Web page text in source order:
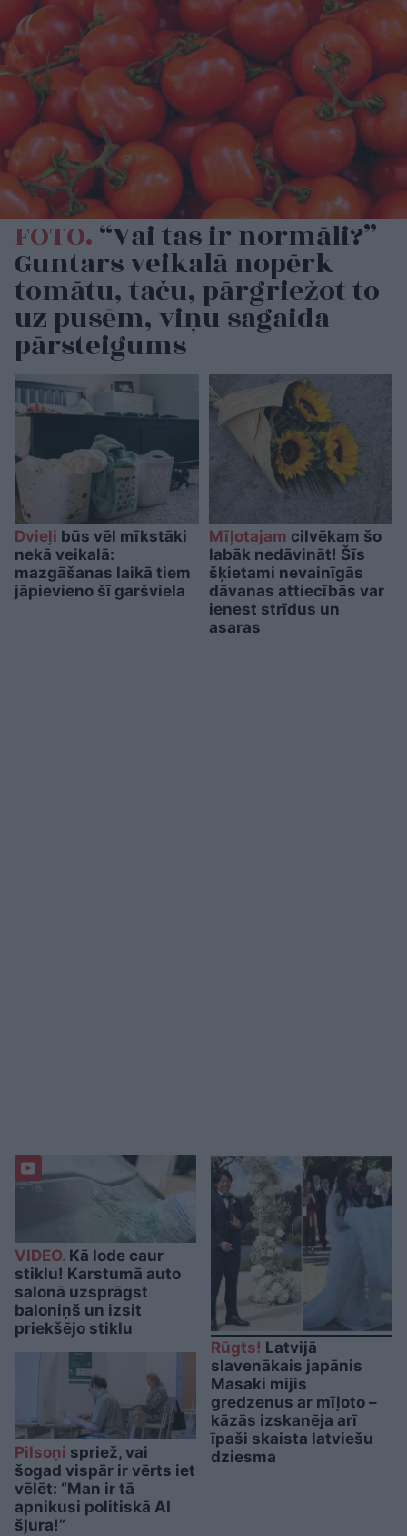
FOTO.“Vai tas ir normāli?”
Guntars veikalā nopērk
tomātu, taču, pārgriežot to
uz pusēm, viņu sagaida
pārsteigums
Dvieļi būs vēl mīkstāki
nekā veikalā:
mazgāšanas laikā tiem
jāpievieno šī garšviela
Mīļotajam cilvēkam šo
labāk nedāvināt! Šīs
šķietami nevainīgās
dāvanas attiecībās var
ienest strīdus un
asaras
VIDEO. Kā lode caur
stiklu! Karstumā auto
salonā uzsprāgst
baloniņš un izsit
priekšējo stiklu
Pilsoņi spriež, vai
šogad vispār ir vērts iet
vēlēt: “Man ir tā
apnikusi politiskā AI
šļura!”
Rūgts! Latvijā
slavenākais japānis
Masaki mijis
gredzenus ar mīļoto –
kāzās izskanēja arī
īpaši skaista latviešu
dziesma